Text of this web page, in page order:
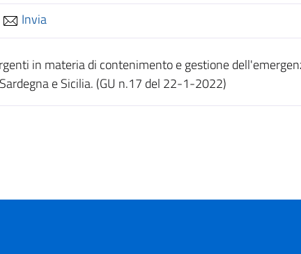
Invia
in materia di contenimento e gestione
e Sicilia. (GU n.17 del 22-1-2022)